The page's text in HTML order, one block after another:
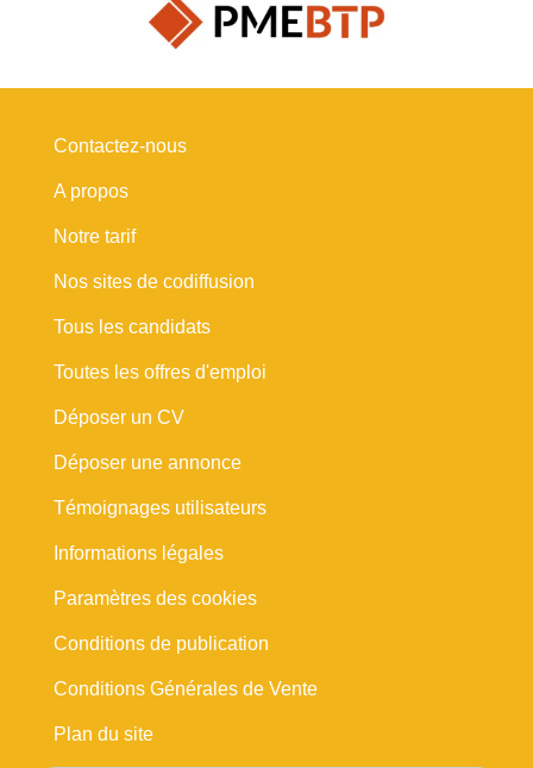
Contactez-nous
A propos
Notre tarif
Nos sites de codiffusion
Tous les candidats
Toutes les offres d'emploi
Déposer un CV
Déposer une annonce
Témoignages utilisateurs
Informations légales
Paramètres des cookies
Conditions de publication
Conditions Générales de Vente
Plan du site